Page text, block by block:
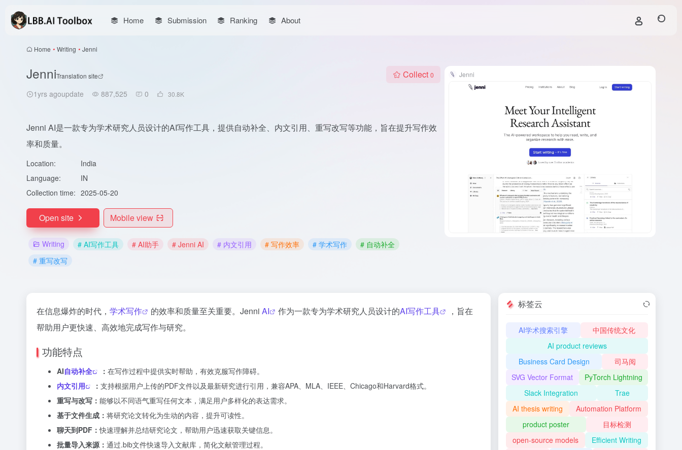
Home Submission Ranking About
Home • Writing • Jenni
JenniTranslation site
1yrs agoupdate 887,525 0 30.8K
Collect 0
Jenni AI是一款专为学术研究人员设计的AI写作工具，提供自动补全、内文引用、重写改写等功能，旨在提升写作效
率和质量。
Location:
India
Language:
IN
Collection time: 2025-05-20
Open site Mobile view
Writing # AI写作工具 # AI助手 # Jenni AI # 内文引用 # 写作效率 # 学术写作
# 自动补全
# 重写改写
Jenni
在信息爆炸的时代， 学术写作 的效率和质量至关重要。Jenni AI 作为一款专为学术研究人员设计的AI写作工具
，旨在
帮助用户更快速、高效地完成写作与研究。
功能特点
AI自动补全 ： 在写作过程中提供实时帮助，有效克服写作障碍。
内文引用
： 支持根据用户上传的PDF文件以及最新研究进行引用，兼容APA、MLA、IEEE、Chicago和Harvard格式。
重写与改写： 能够以不同语气重写任何文本，满足用户多样化的表达需求。
基于文件生成： 将研究论文转化为生动的内容，提升可读性。
聊天到PDF：快速理解并总结研究论文，帮助用户迅速获取关键信息。
批量导入来源： 通过.bib文件快速导入文献库，简化文献管理过程。
标签云
AI学术搜索引擎
中国传统文化
AI product reviews
Business Card Design
司马阅
SVG Vector Format
PyTorch Lightning
Slack Integration
Trae
AI thesis writing
Automation Platform
product poster
目标检测
open-source models
Efficient Writing